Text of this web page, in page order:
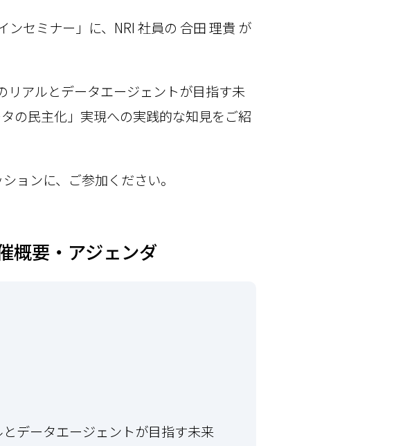
ンセミナー」に、NRI 社員の 合田 理貴 が
リアルとデータエージェントが目指す未
の民主化」実現への実践的な知見をご紹
ョンに、ご参加ください。
概要・アジェンダ
データエージェントが目指す未来